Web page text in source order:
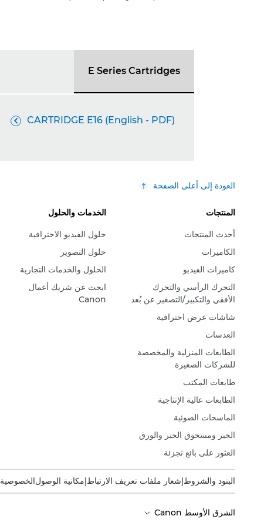
E Series Cartridges
CARTRIDGE E16 (English - PDF)

العودة إلى أعلى الصفحة
المنتجات
أحدث المنتجات
الكاميرات
كاميرات الفيديو
التحرك الرأسي والتحرك
الأفقي والتكبير/التصغير عن بُعد
شاشات عرض احترافية
العدسات
الطابعات المنزلية والمخصصة
للشركات الصغيرة
طابعات المكتب
الطابعات عالية الإنتاجية
الماسحات الضوئية
الحبر ومسحوق الحبر والورق
العثور على بائع تجزئة
الخدمات والحلول
حلول الفيديو الاحترافية
حلول التصوير
الحلول والخدمات التجارية
ابحث عن شريك أعمال
Canon
البنود والشروطإشعار ملفات تعريف الارتباطإمكانية الوصولالخصوصية
الشرق الأوسط Canon